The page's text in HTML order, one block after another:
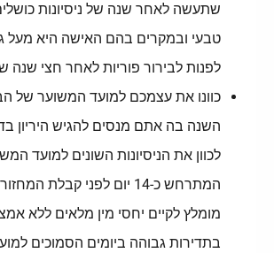
שתעשה לאחר שנה של ניסיונות
לפנות לבירור פוריות לאחר חצי שנה
כוונו את עצמכם למועד המשוער של
השנה בה אתם מנסים להגיש היריון
לכוון את הניסיונות השונים למועד
המתרחש כ-14 יום לפני קבלת
מומלץ לקיים יחסי מין מלאים ללא
בתדירות גבוהה ביומים הסמוכים